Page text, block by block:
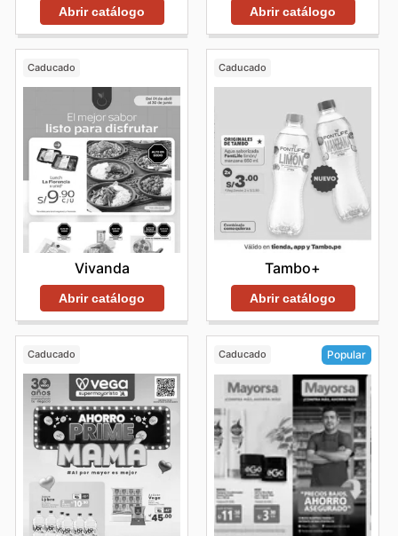
Abrir catálogo Abrir catálogo
Caducado
Vivanda
Abrir catálogo
Caducado
Tambo+
Abrir catálogo
Caducado Caducado Popular